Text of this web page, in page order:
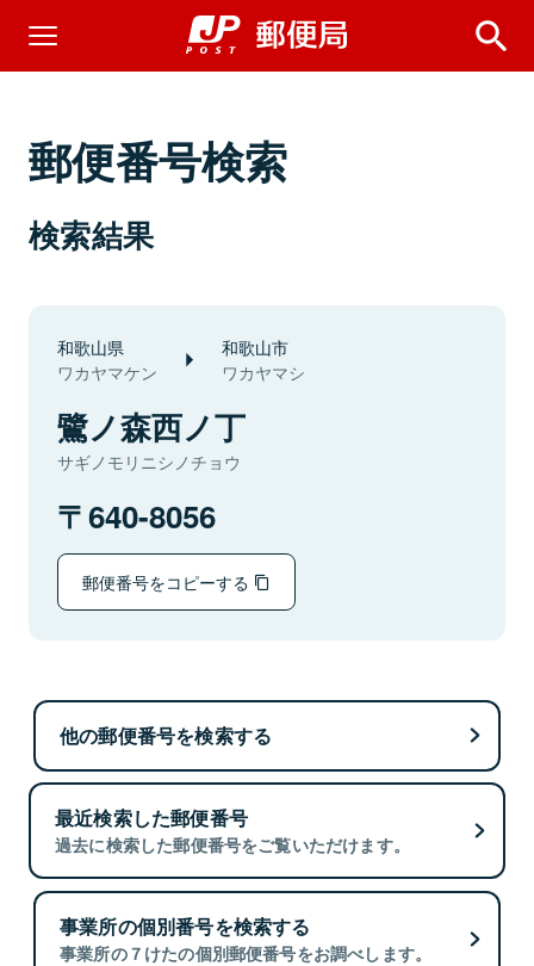
郵便番号検索
検索結果
和歌山県
ワカヤマケン
和歌山市
ワカヤマシ
鷺ノ森西ノ丁
サギノモリニシノチョウ
640-8056
郵便番号をコピーする
他の郵便番号を検索する
最近検索した郵便番号
過去に検索した郵便番号をご覧いただけます。
事業所の個別番号を検索する
事業所の７けたの個別郵便番号をお調べします。